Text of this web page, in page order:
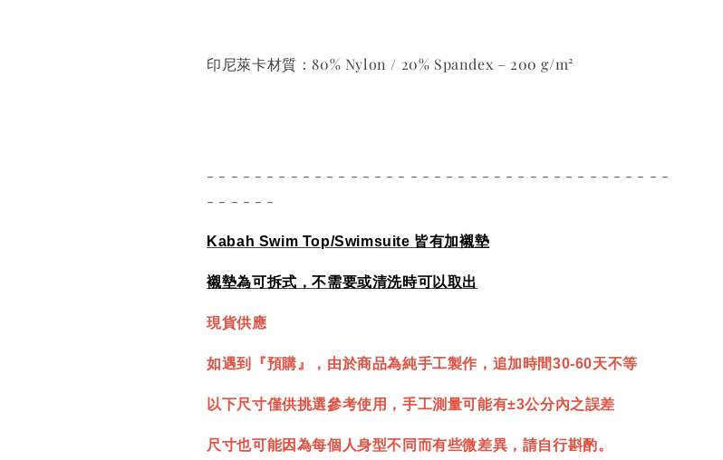
印尼萊卡材質：80% Nylon / 20% Spandex – 200 g/m²
- - - - - - - - - - - - - - - - - - - - - - - - - - - - - - - - - - - - - - -
- - - - - -
Kabah Swim Top/Swimsuite 皆有加襯墊
襯墊為可拆式，不需要或清洗時可以取出
現貨供應
如遇到『預購』，由於商品為純手工製作，追加時間30-60天不等
以下尺寸僅供挑選參考使用，手工測量可能有±3公分內之誤差
尺寸也可能因為每個人身型不同而有些微差異，請自行斟酌。